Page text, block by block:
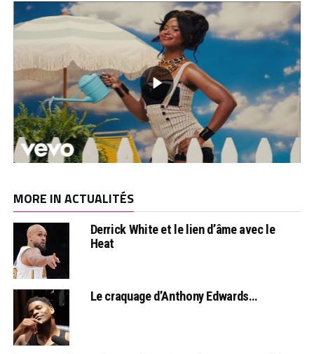
MORE IN ACTUALITÉS
Derrick White et le lien d’âme avec le
Heat
Le craquage d’Anthony Edwards…